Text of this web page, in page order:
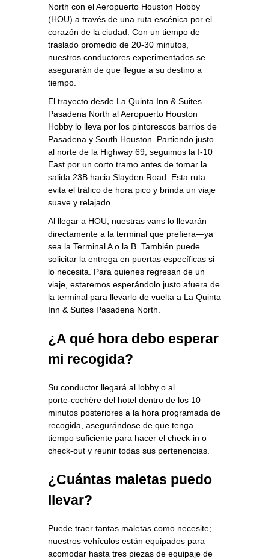
North con el Aeropuerto Houston Hobby
(HOU) a través de una ruta escénica por el
corazón de la ciudad. Con un tiempo de
traslado promedio de 20‑30 minutos,
nuestros conductores experimentados se
asegurarán de que llegue a su destino a
tiempo.
El trayecto desde La Quinta Inn & Suites
Pasadena North al Aeropuerto Houston
Hobby lo lleva por los pintorescos barrios de
Pasadena y South Houston. Partiendo justo
al norte de la Highway 69, seguimos la I‑10
East por un corto tramo antes de tomar la
salida 23B hacia Slayden Road. Esta ruta
evita el tráfico de hora pico y brinda un viaje
suave y relajado.
Al llegar a HOU, nuestras vans lo llevarán
directamente a la terminal que prefiera—ya
sea la Terminal A o la B. También puede
solicitar la entrega en puertas específicas si
lo necesita. Para quienes regresan de un
viaje, estaremos esperándolo justo afuera de
la terminal para llevarlo de vuelta a La Quinta
Inn & Suites Pasadena North.
¿A qué hora debo esperar
mi recogida?
Su conductor llegará al lobby o al
porte‑cochère del hotel dentro de los 10
minutos posteriores a la hora programada de
recogida, asegurándose de que tenga
tiempo suficiente para hacer el check‑in o
check‑out y reunir todas sus pertenencias.
¿Cuántas maletas puedo
llevar?
Puede traer tantas maletas como necesite;
nuestros vehículos están equipados para
acomodar hasta tres piezas de equipaje de